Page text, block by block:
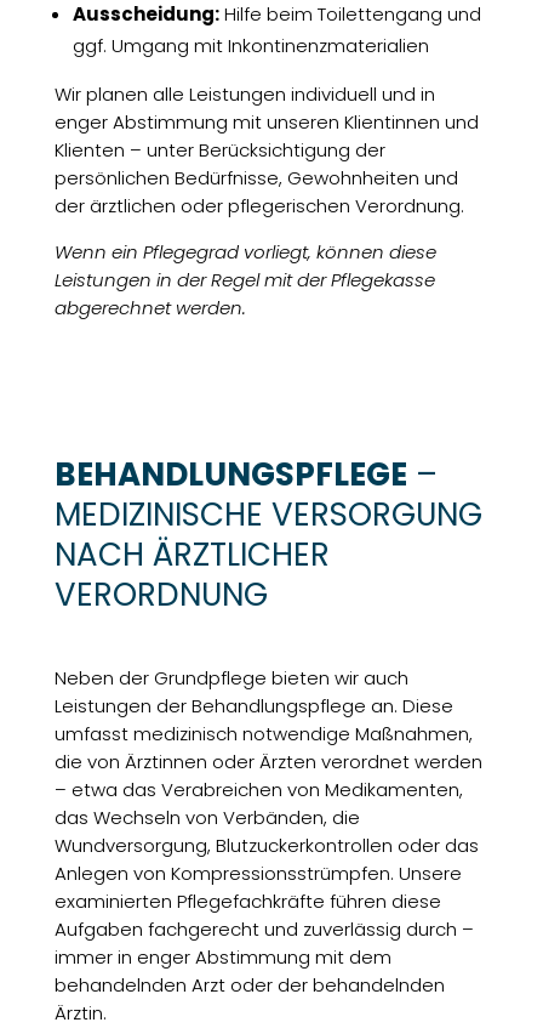
Ausscheidung:Hilfe beim Toilettengang und
ggf. Umgang mit Inkontinenzmaterialien
Wir planen alle Leistungen individuell und in
enger Abstimmung mit unseren Klientinnen und
Klienten – unter Berücksichtigung der
persönlichen Bedürfnisse, Gewohnheiten und
der ärztlichen oder pflegerischen Verordnung.
Wenn ein Pflegegrad vorliegt, können diese
Leistungen in der Regel mit der Pflegekasse
abgerechnet werden.
BEHANDLUNGSPFLEGE –
MEDIZINISCHE VERSORGUNG
NACH ÄRZTLICHER
VERORDNUNG
Neben der Grundpflege bieten wir auch
Leistungen der Behandlungspflege an. Diese
umfasst medizinisch notwendige Maßnahmen,
die von Ärztinnen oder Ärzten verordnet werden
– etwa das Verabreichen von Medikamenten,
das Wechseln von Verbänden, die
Wundversorgung, Blutzuckerkontrollen oder das
Anlegen von Kompressionsstrümpfen. Unsere
examinierten Pflegefachkräfte führen diese
Aufgaben fachgerecht und zuverlässig durch –
immer in enger Abstimmung mit dem
behandelnden Arzt oder der behandelnden
Ärztin.